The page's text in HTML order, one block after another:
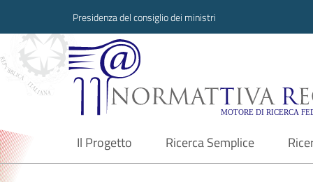
Presidenza del consiglio dei ministri
Normattiva
Il Progetto
current Ricerca Semplice